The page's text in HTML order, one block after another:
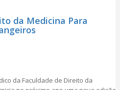
da Medicina Para
da Faculdade de Direito da